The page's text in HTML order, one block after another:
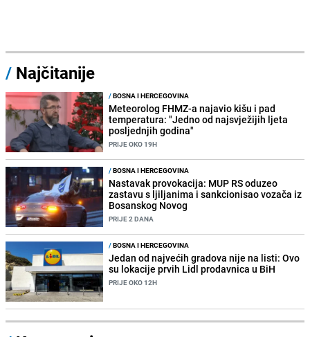
/ Najčitanije
/BOSNA I HERCEGOVINA
Meteorolog FHMZ-a najavio kišu i pad
temperatura: "Jedno od najsvježijih ljeta
posljednjih godina"
PRIJE OKO 19H
/BOSNA I HERCEGOVINA
Nastavak provokacija: MUP RS oduzeo
zastavu s ljiljanima i sankcionisao vozača iz
Bosanskog Novog
PRIJE 2 DANA
/BOSNA I HERCEGOVINA
Jedan od najvećih gradova nije na listi: Ovo
su lokacije prvih Lidl prodavnica u BiH
PRIJE OKO 12H